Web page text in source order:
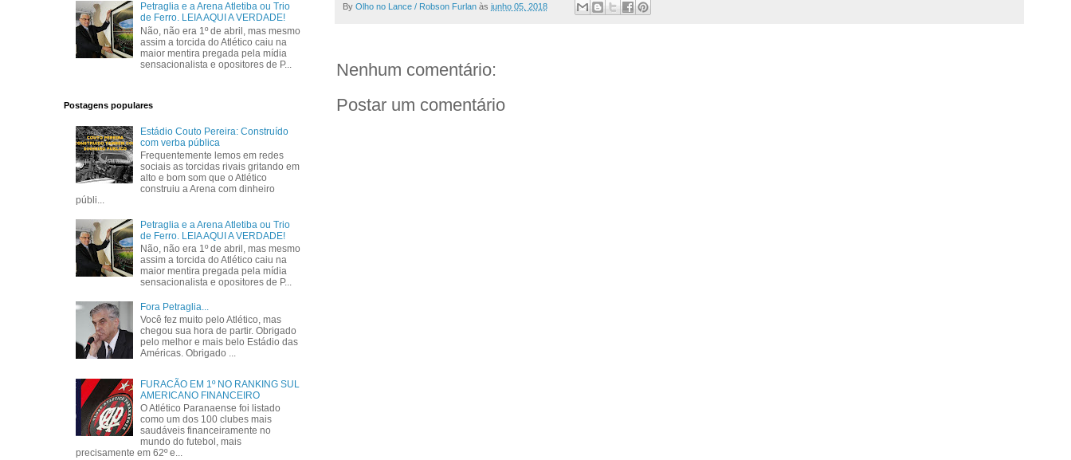
By Olho no Lance / Robson Furlan às junho 05, 2018
Nenhum comentário:
Postar um comentário
Petraglia e a Arena Atletiba ou Trio
de Ferro. LEIA AQUI A VERDADE!
Não, não era 1º de abril, mas mesmo
assim a torcida do Atlético caiu na
maior mentira pregada pela mídia
sensacionalista e opositores de P...
Postagens populares
Estádio Couto Pereira: Construído
com verba pública
Frequentemente lemos em redes
sociais as torcidas rivais gritando em
alto e bom som que o Atlético
construiu a Arena com dinheiro
públi...
Petraglia e a Arena Atletiba ou Trio
de Ferro. LEIA AQUI A VERDADE!
Não, não era 1º de abril, mas mesmo
assim a torcida do Atlético caiu na
maior mentira pregada pela mídia
sensacionalista e opositores de P...
Fora Petraglia...
Você fez muito pelo Atlético, mas
chegou sua hora de partir. Obrigado
pelo melhor e mais belo Estádio das
Américas. Obrigado ...
FURACÃO EM 1º NO RANKING SUL
AMERICANO FINANCEIRO
O Atlético Paranaense foi listado
como um dos 100 clubes mais
saudáveis financeiramente no
mundo do futebol, mais
precisamente em 62º e...